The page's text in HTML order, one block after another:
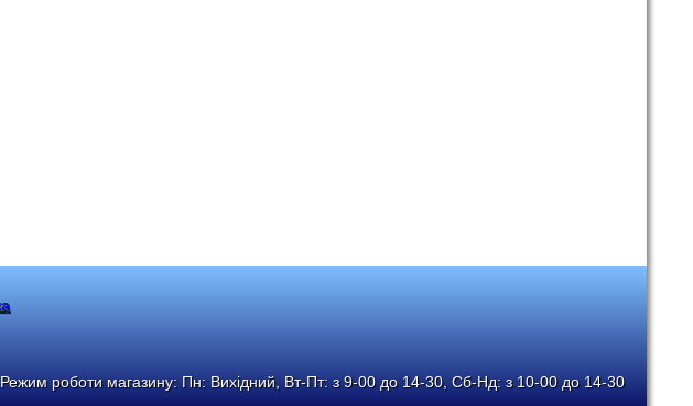
Режим роботи магазину: Пн: Вихідний, Вт-Пт: з 9-00 до 14-30, Сб-Нд: з 10-00 до 14-30